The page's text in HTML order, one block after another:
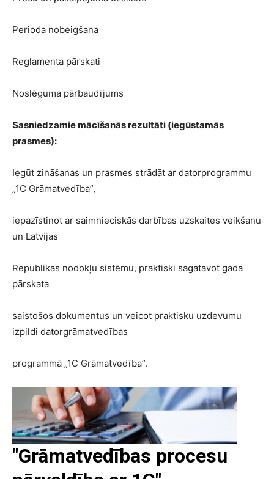
Perioda nobeigšana
Reglamenta pārskati
Noslēguma pārbaudījums
Sasniedzamie mācīšanās rezultāti (iegūstamās
prasmes):
Iegūt zināšanas un prasmes strādāt ar datorprogrammu
„1C Grāmatvedība”,
iepazīstinot ar saimnieciskās darbības uzskaites veikšanu
un Latvijas
Republikas nodokļu sistēmu, praktiski sagatavot gada
pārskata
saistošos dokumentus un veicot praktisku uzdevumu
izpildi datorgrāmatvedības
programmā „1C Grāmatvedība”.